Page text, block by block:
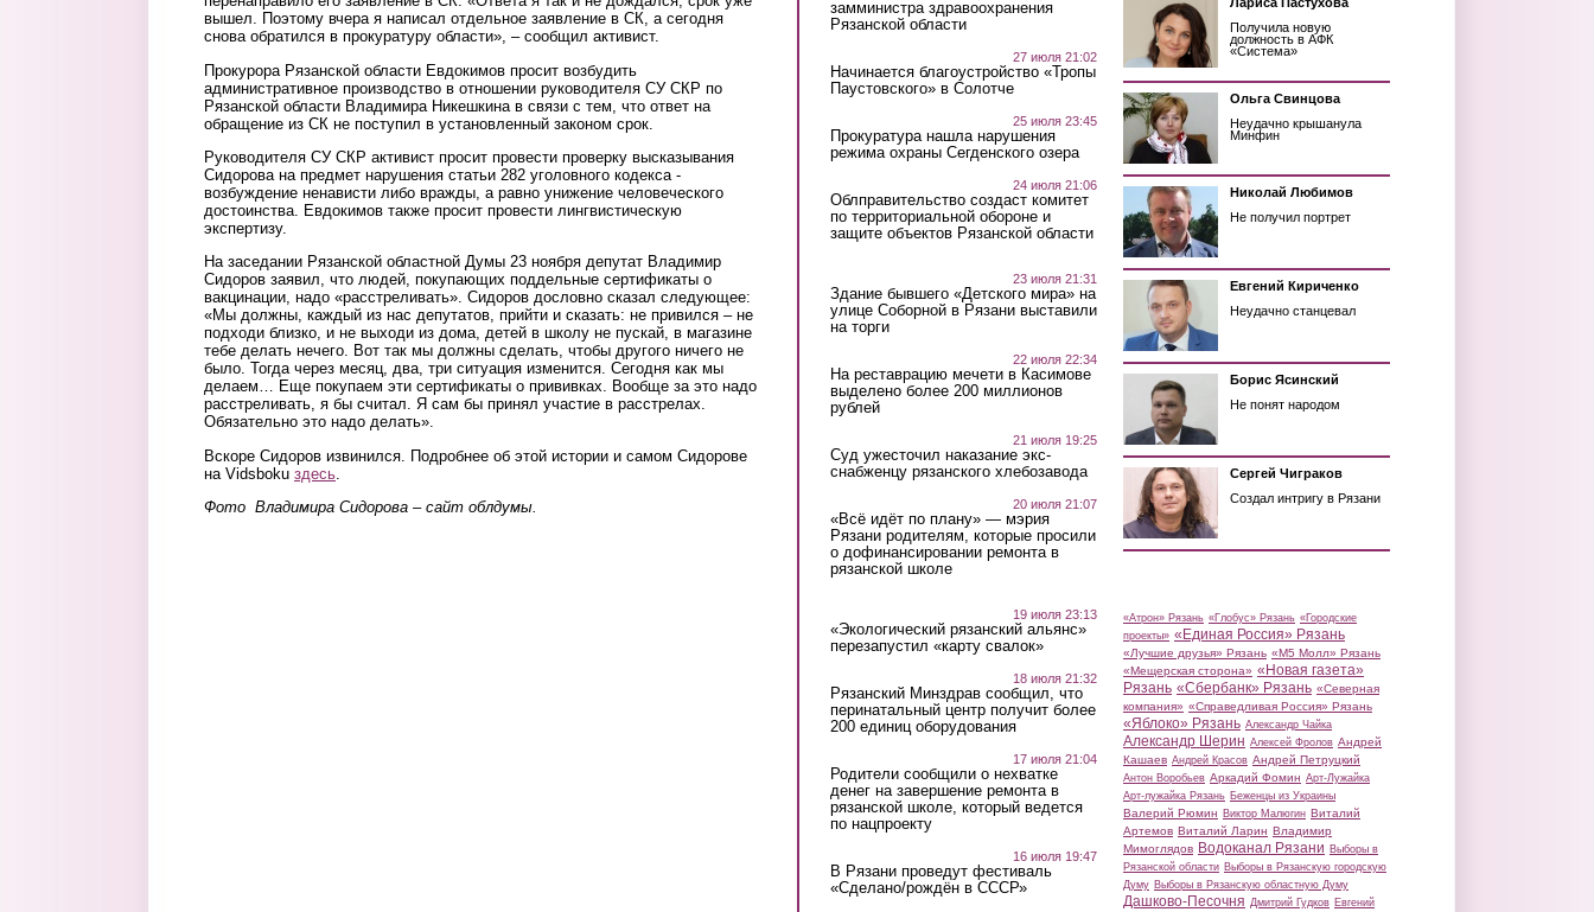
вышел. Поэтому вчера я написал отдельное заявление в СК, а сегодня
снова обратился в прокуратуру области», – сообщил активист.
Прокурора Рязанской области Евдокимов просит возбудить
административное производство в отношении руководителя СУ СКР по
Рязанской области Владимира Никешкина в связи с тем, что ответ на
обращение из СК не поступил в установленный законом срок.
Руководителя СУ СКР активист просит провести проверку высказывания
Сидорова на предмет нарушения статьи 282 уголовного кодекса -
возбуждение ненависти либо вражды, а равно унижение человеческого
достоинства. Евдокимов также просит провести лингвистическую
экспертизу.
На заседании Рязанской областной Думы 23 ноября депутат Владимир
Сидоров заявил, что людей, покупающих поддельные сертификаты о
вакцинации, надо «расстреливать». Сидоров дословно сказал следующее:
«Мы должны, каждый из нас депутатов, прийти и сказать: не привился – не
подходи близко, и не выходи из дома, детей в школу не пускай, в магазине
тебе делать нечего. Вот так мы должны сделать, чтобы другого ничего не
было. Тогда через месяц, два, три ситуация изменится. Сегодня как мы
делаем… Еще покупаем эти сертификаты о прививках. Вообще за это надо
расстреливать, я бы считал. Я сам бы принял участие в расстрелах.
Обязательно это надо делать».
Вскоре Сидоров извинился. Подробнее об этой истории и самом Сидорове
на Vidsboku здесь
Фото Владимира Сидорова – сайт облдумы.
замминистра здравоохранения
Рязанской области
27 июля 21:02
Начинается благоустройство «Тропы
Паустовского» в Солотче
25 июля 23:45
Прокуратура нашла нарушения
режима охраны Сегденского озера
24 июля 21:06
Облправительство создаст комитет
по территориальной обороне и
защите объектов Рязанской области
23 июля 21:31
Здание бывшего «Детского мира» на
улице Соборной в Рязани выставили
на торги
22 июля 22:34
На реставрацию мечети в Касимове
выделено более 200 миллионов
рублей
21 июля 19:25
Суд ужесточил наказание экс-
снабженцу рязанского хлебозавода
20 июля 21:07
«Всё идёт по плану» — мэрия
Рязани родителям, которые просили
о дофинансировании ремонта в
рязанской школе
19 июля 23:13
«Экологический рязанский альянс»
перезапустил «карту свалок»
18 июля 21:32
Рязанский Минздрав сообщил, что
перинатальный центр получит более
200 единиц оборудования
17 июля 21:04
Родители сообщили о нехватке
денег на завершение ремонта в
рязанской школе, который ведется
по нацпроекту
16 июля 19:47
В Рязани проведут фестиваль
«Сделано/рождён в СССР»
Получила новую
должность в АФК
«Система»
Ольга Свинцова
Неудачно крышанула
Минфин
Николай Любимов
Не получил портрет
Евгений Кириченко
Неудачно станцевал
Борис Ясинский
Не понят народом
Сергей Чиграков
Создал интригу в Рязани
«Атрон» Рязань «Глобус» Рязань «Городские
проекты» «Единая Россия» Рязань
«Лучшие друзья» Рязань «М5 Молл» Рязань
«Мещерская сторона» «Новая газета»
Рязань «Сбербанк» Рязань «Северная
компания» «Справедливая Россия» Рязань
«Яблоко» Рязань Александр Чайка
Александр Шерин Алексей Фролов Андрей
Кашаев Андрей Красов Андрей Петруцкий
Антон Воробьев Аркадий Фомин Арт-Лужайка
Арт-лужайка Рязань Беженцы из Украины
Валерий Рюмин Виктор Малюгин Виталий
Артемов Виталий Ларин Владимир
Мимоглядов Водоканал Рязани Выборы в
Рязанской области Выборы в Рязанскую городскую
Думу Выборы в Рязанскую областную Думу
Дашково-Песочня Дмитрий Гудков Евгений